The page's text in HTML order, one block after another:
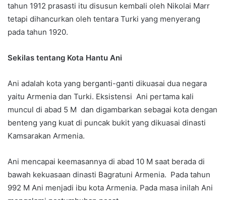
tahun 1912 prasasti itu disusun kembali oleh Nikolai Marr
tetapi dihancurkan oleh tentara Turki yang menyerang
pada tahun 1920.
Sekilas tentang Kota Hantu Ani
Ani adalah kota yang berganti-ganti dikuasai dua negara
yaitu Armenia dan Turki. Eksistensi Ani pertama kali
muncul di abad 5 M dan digambarkan sebagai kota dengan
benteng yang kuat di puncak bukit yang dikuasai dinasti
Kamsarakan Armenia.
Ani mencapai keemasannya di abad 10 M saat berada di
bawah kekuasaan dinasti Bagratuni Armenia. Pada tahun
992 M Ani menjadi ibu kota Armenia. Pada masa inilah Ani